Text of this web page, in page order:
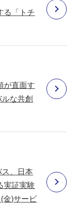
る「トチ
が直面す
な共創
、日本
実証実験
金)サービ